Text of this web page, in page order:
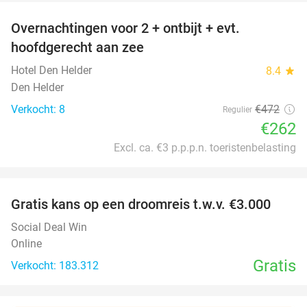
Overnachtingen voor 2 + ontbijt + evt.
hoofdgerecht aan zee
Hotel Den Helder 8.4 star
Den Helder
Verkocht: 8
Regulier €472
€262
Excl. ca. €3 p.p.p.n. toeristenbelasting
Gratis kans op een droomreis t.w.v. €3.000
Social Deal Win
Online
Verkocht: 183.312
Gratis